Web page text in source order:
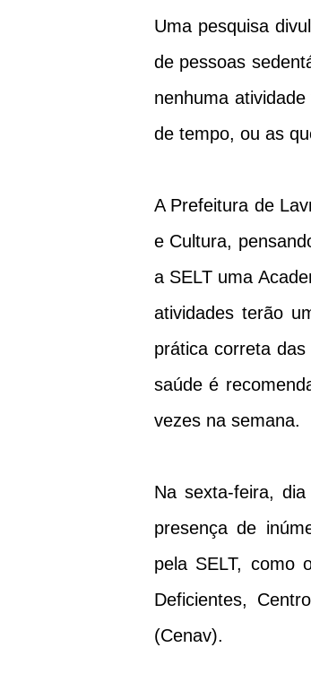
Uma pesquisa
de pessoas
nenhuma
de tempo, ou as
A Prefeitura de
e Cultura,
a SELT uma
atividades terão
prática correta
saúde é
vezes na semana.
Na sexta-feira,
presença de
pela SELT, como
Deficientes,
(Cenav).